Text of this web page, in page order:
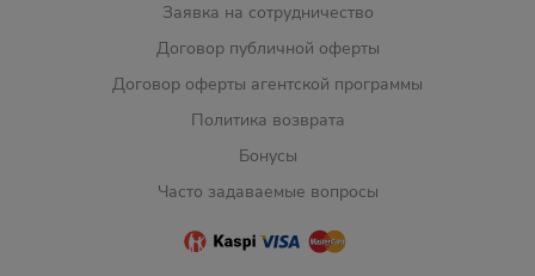
Заявка на сотрудничество
Договор публичной оферты
Договор оферты агентской программы
Политика возврата
Бонусы
Часто задаваемые вопросы